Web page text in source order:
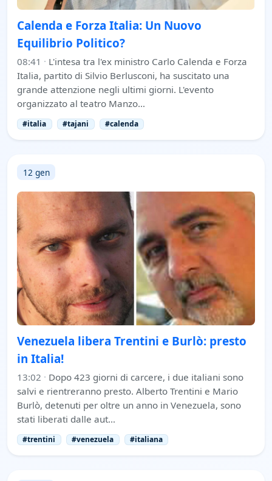
Calenda e Forza Italia: Un Nuovo
Equilibrio Politico?
08:41 · L'intesa tra l'ex ministro Carlo Calenda e Forza
Italia, partito di Silvio Berlusconi, ha suscitato una
grande attenzione negli ultimi giorni. L'evento
organizzato al teatro Manzo…
#italia #tajani #calenda
12 gen
Venezuela libera Trentini e Burlò: presto
in Italia!
13:02 · Dopo 423 giorni di carcere, i due italiani sono
salvi e rientreranno presto. Alberto Trentini e Mario
Burlò, detenuti per oltre un anno in Venezuela, sono
stati liberati dalle aut…
#trentini #venezuela #italiana